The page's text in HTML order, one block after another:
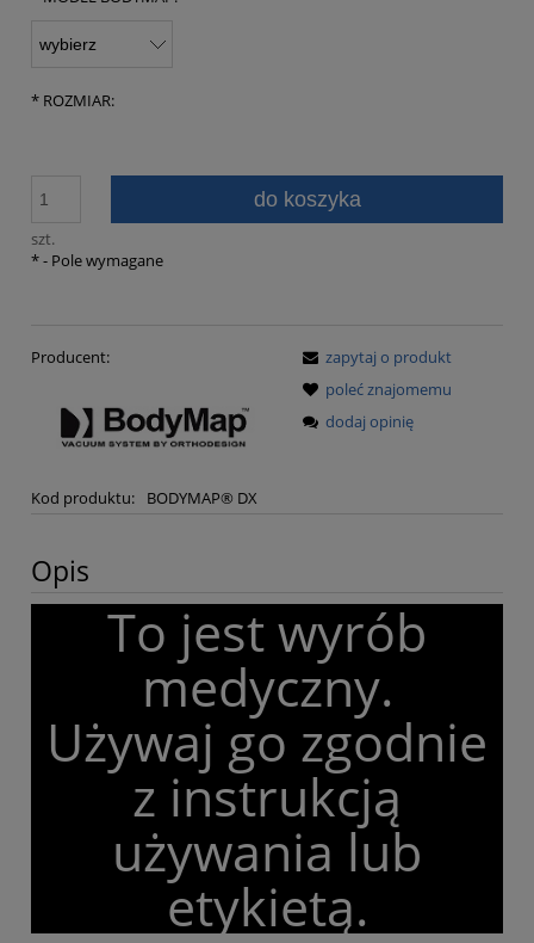
* ROZMIAR:
szt.
do koszyka
*- Pole wymagane
Producent:
Kod produktu: BODYMAP® DX
zapytaj o produkt
poleć znajomemu
dodaj opinię
Opis
To jest wyrób
medyczny.
Używaj go zgodnie
z instrukcją
używania lub
etykietą.